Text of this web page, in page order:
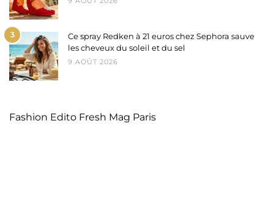
3
Ce spray Redken à 21 euros chez Sephora sauve
les cheveux du soleil et du sel
9 AOÛT 2026
Fashion Edito Fresh Mag Paris